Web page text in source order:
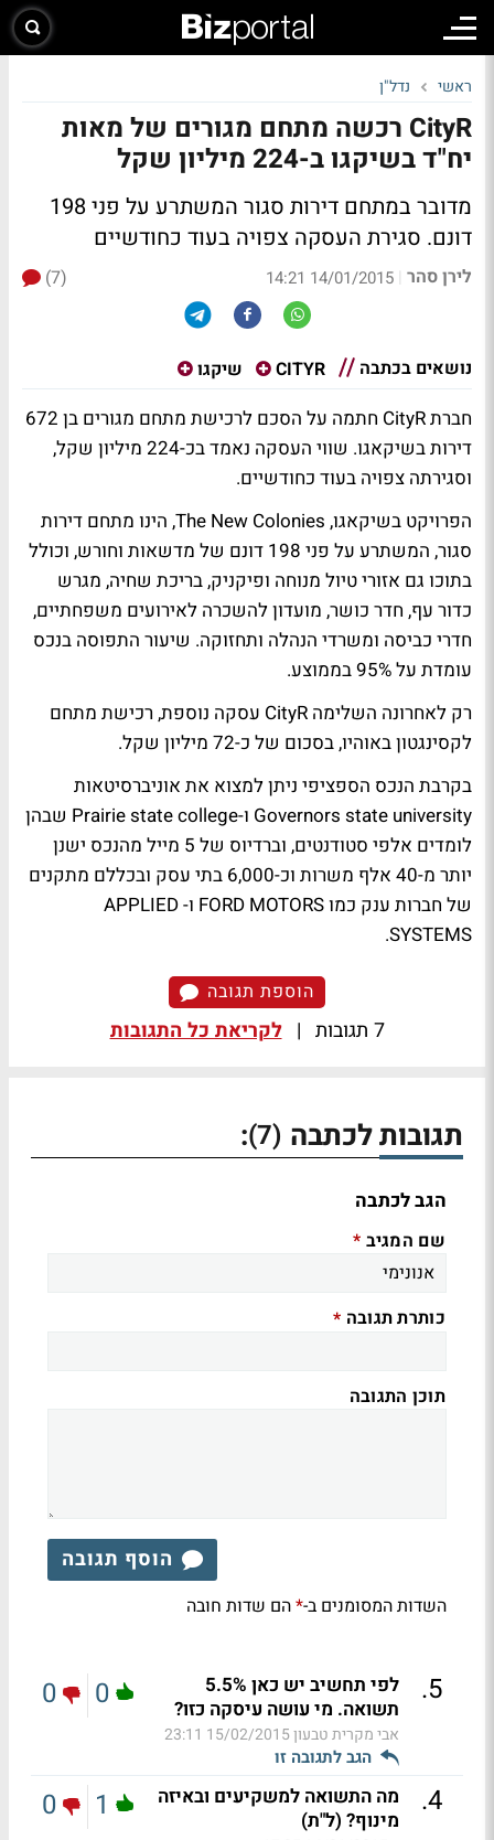
ראשי נדל"ן
CityR רכשה מתחם מגורים של מאות
יח"ד בשיקגו ב-224 מיליון שקל
מדובר במתחם דירות סגור המשתרע על פני 198
דונם. סגירת העסקה צפויה בעוד כחודשיים
לירן סהר |
14/01/2015 14:21
(7)
נושאים בכתבה CITYR שיקגו
חברת CityR חתמה על הסכם לרכישת מתחם מגורים בן 672
דירות בשיקאגו. שווי העסקה נאמד בכ-224 מיליון שקל,
וסגירתה צפויה בעוד כחודשיים.
הפרויקט בשיקאגו, The New Colonies, הינו מתחם דירות
סגור, המשתרע על פני 198 דונם של מדשאות וחורש, וכולל
בתוכו גם אזורי טיול מנוחה ופיקניק, בריכת שחיה, מגרש
כדור עף, חדר כושר, מועדון להשכרה לאירועים משפחתיים,
חדרי כביסה ומשרדי הנהלה ותחזוקה. שיעור התפוסה בנכס
עומדת על 95% בממוצע.
רק לאחרונה השלימה CityR עסקה נוספת, רכישת מתחם
לקסינגטון באוהיו, בסכום של כ-72 מיליון שקל.
בקרבת הנכס הספציפי ניתן למצוא את אוניברסיטאות
Governors state university ו-Prairie state college שבהן
לומדים אלפי סטודנטים, וברדיוס של 5 מייל מהנכס ישנן
יותר מ-40 אלף משרות וכ-6,000 בתי עסק ובכללם מתקנים
של חברות ענק כמו FORD MOTORS ו- APPLIED
SYSTEMS.
הוספת תגובה
7 תגובות | לקריאת כל התגובות
תגובות לכתבה (7)
:
הגב לכתבה
שם המגיב *
כותרת תגובה *
תוכן התגובה
הוסף תגובה
השדות המסומנים ב-*הם שדות חובה
5
.
לפי תחשיב יש כאן 5.5%
תשואה. מי עושה עיסקה כזו?
אבי מקרית טבעון15/02/2015 23:11
הגב לתגובה זו
0
0
4
.
מה התשואה למשקיעים ובאיזה
מינוף? (ל"ת)
1
0